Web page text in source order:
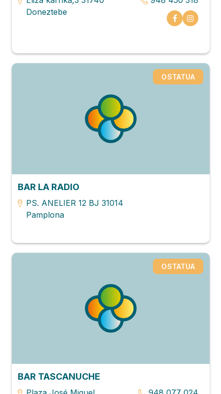
Doneztebe
OSTATUA
BAR LA RADIO
PS. ANELIER 12 BJ 31014
Pamplona
OSTATUA
BAR TASCANUCHE